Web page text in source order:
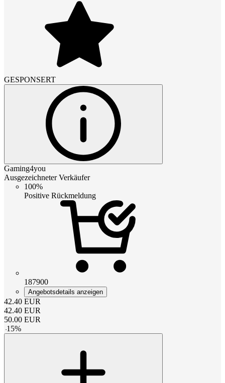
GESPONSERT
Gaming4you
Ausgezeichneter Verkäufer
100%
Positive Rückmeldung
187900
Angebotsdetails anzeigen
42.40 EUR
42.40 EUR
50.00 EUR
-15%